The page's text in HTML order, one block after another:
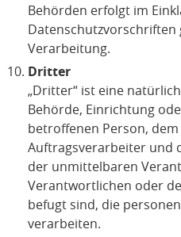
Behörden erfolgt im
Datenschutzvorschriften
Verarbeitung.
Dritter
„Dritter“ ist eine
Behörde, Einrichtung
betroffenen Person,
Auftragsverarbeiter und
der unmittelbaren
Verantwortlichen oder
befugt sind, die
verarbeiten.